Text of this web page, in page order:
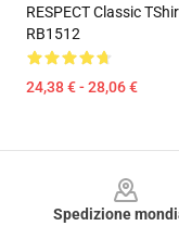
RESPECT Classic
RB1512
24,38 € - 28,06 €
Spedizione